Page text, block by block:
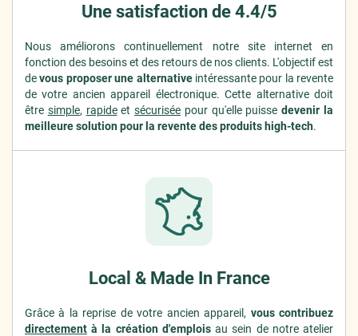
Une satisfaction de 4.4/5
Nous améliorons continuellement notre site internet en
fonction des besoins et des retours de nos clients. L'objectif est
devous proposer une alternativeintéressante pour la revente
de votre ancien appareil électronique. Cette alternative doit
être simple, rapideetsécurisée pour qu'elle puissedevenir la
meilleure solution pour la revente des produits high-tech.
Local & Made In France
Grâce à la reprise de votre ancien appareil, vous contribuez
directement à la création d'emploisau sein de notre atelier